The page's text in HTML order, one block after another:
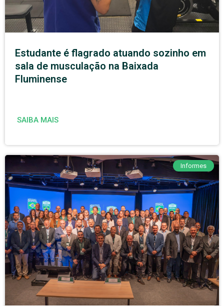
Estudante é flagrado atuando sozinho em
sala de musculação na Baixada
Fluminense
SAIBA MAIS
Informes